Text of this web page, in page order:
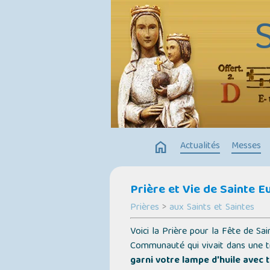
home Actualités Messes
Prière et Vie de Sainte
Prières > aux Saints et Saintes
Voici la Prière pour la Fête de
Communauté qui vivait dans
garni votre lampe d'huile avec